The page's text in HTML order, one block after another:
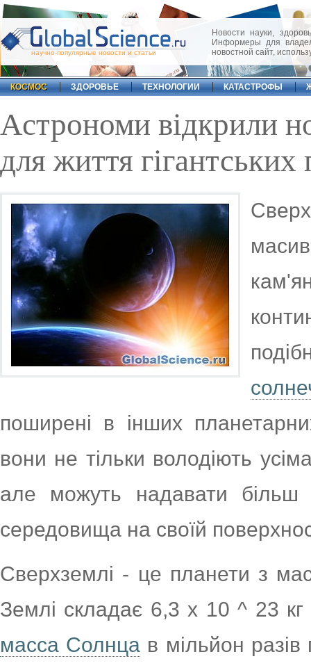
научно-популярные новости и статьи
Новости науки,
Информеры для
новостной сайт,
КОСМОС ЗДОРОВЬЕ ТЕХНОЛОГИИ КАТАСТРОФЫ
Астрономи відкрили
для життя гігантських
поширені в інших
вони не тільки володіють
але можуть надавати більш
середовища на своїй
Сверхземлі - це планети з
Землі складає 6,3 х 10 ^ 23
масса Солнца в мільйон